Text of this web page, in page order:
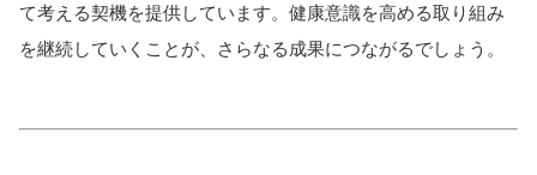
て考える契機を提供しています。健康意識を高める取り組み
を継続していくことが、さらなる成果につながるでしょう。